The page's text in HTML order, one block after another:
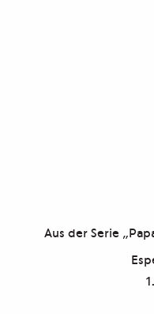
Aus der Serie